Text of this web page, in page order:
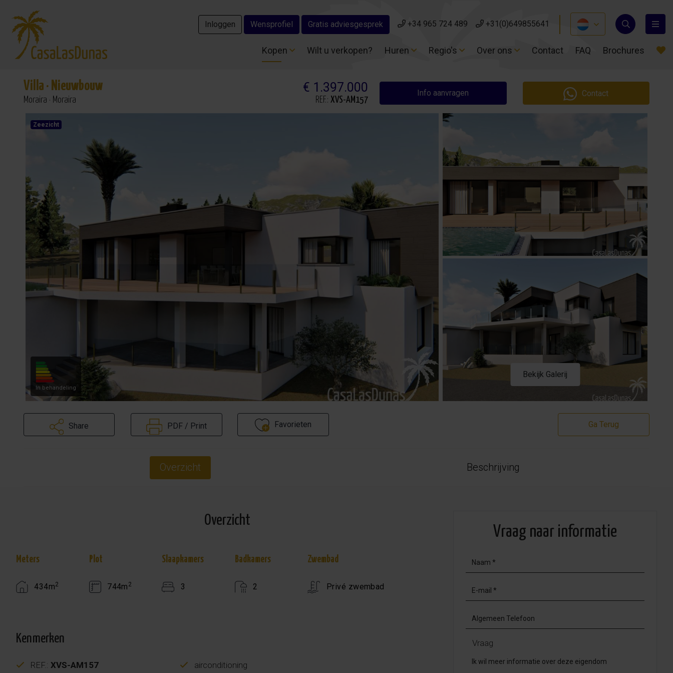
Inloggen Wensprofiel Gratis adviesgesprek +34 965 724 489 +31(0)649855641
Kopen Wilt u verkopen? Huren Regio's Over ons Contact FAQ Brochures
Inloggen Wensprofiel Gratis adviesgesprek +34 965 724 489 +31(0)649855641
Kopen Wilt u verkopen? Huren Regio's Over ons Contact FAQ Brochures
Villa · Nieuwbouw
Moraira · Moraira
€ 1.397.000
REF.:XVS-AM157
Info aanvragen Contact
Zeezicht
In behandeling
Bekijk Galerij
Share PDF / Print Favorieten Ga Terug
Overzicht Beschrijving
Overzicht
Meters
434m2
Plot
744m 2
Slaapkamers
3
Badkamers
2
Zwembad
Privé zwembad
Kenmerken
REF.: XVS-AM157
airconditioning
Vraag naar informatie
Vraag